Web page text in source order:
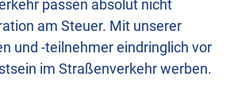
passen absolut nicht
am Steuer. Mit unserer
und -teilnehmer eindringlich vor
im Straßenverkehr werben.